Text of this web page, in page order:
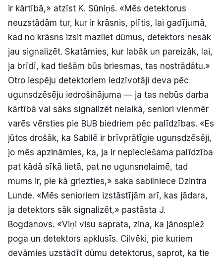
ir kārtībā,» atzīst K. Sūniņš. «Mēs detektorus
neuzstādām tur, kur ir krāsnis, plītis, lai gadījumā,
kad no krāsns izsit mazliet dūmus, detektors nesāk
jau signalizēt. Skatāmies, kur labāk un pareizāk, lai,
ja brīdī, kad tiešām būs briesmas, tas nostrādātu.»
Otro iespēju detektoriem iedzīvotāji deva pēc
ugunsdzēsēju iedrošinājuma — ja tas nebūs darba
kārtībā vai sāks signalizēt nelaikā, seniori vienmēr
varēs vērsties pie BUB biedriem pēc palīdzības. «Es
jūtos drošāk, ka Sabilē ir brīvprātīgie ugunsdzēsēji,
jo mēs apzināmies, ka, ja ir nepieciešama palīdzība
pat kādā sīkā lietā, pat ne ugunsnelaimē, tad
mums ir, pie kā griezties,» saka sabilniece Dzintra
Lunde. «Mēs senioriem izstāstījām arī, kas jādara,
ja detektors sāk signalizēt,» pastāsta J.
Bogdanovs. «Viņi visu saprata, zina, ka jānospiež
poga un detektors apklusīs. Cilvēki, pie kuriem
devāmies uzstādīt dūmu detektorus, saprot, ka tie